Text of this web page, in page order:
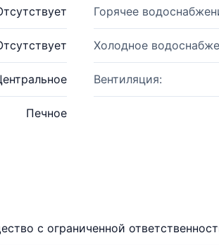
Горячее
Холодное
Вентиляция:
Печное
с ограниченной